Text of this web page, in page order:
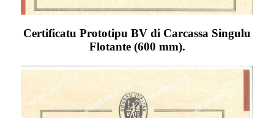
Certificatu Prototipu BV di Carcassa Singulu
Flotante (600 mm).